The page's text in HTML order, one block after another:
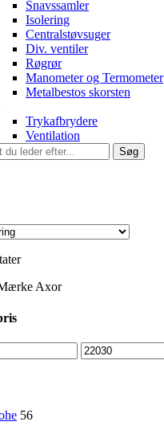
Snavssamler
Isolering
Centralstøvsuger
Div. ventiler
Røgrør
Manometer og Termometer
Metalbestos skorsten
Trykafbrydere
Ventilation
Søg
Axor
Højeste
pris
56